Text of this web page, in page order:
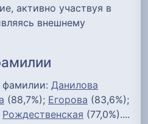
активно участвуя в
внешнему
фамилии: Данилова
(88,7%); Егорова (83,6%);
Рождественская (77,0%)....